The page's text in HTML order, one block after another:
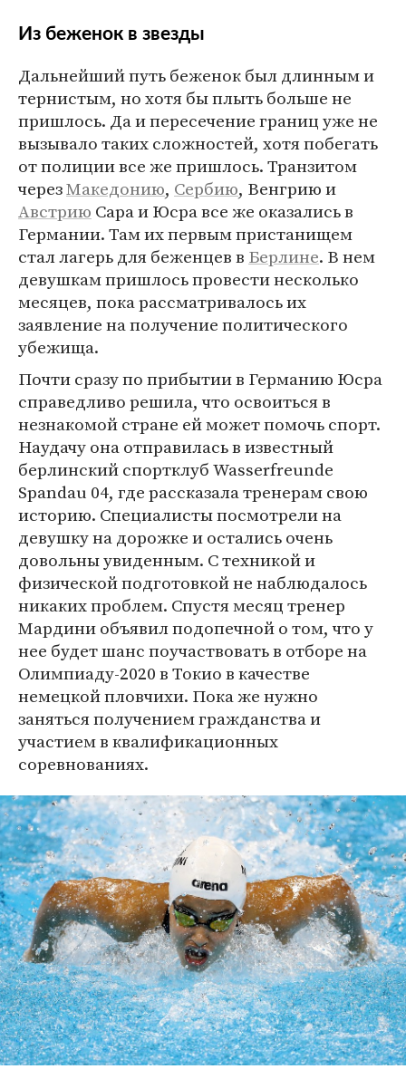
Из беженок в звезды
Дальнейший путь беженок был длинным и
тернистым, но хотя бы плыть больше не
пришлось. Да и пересечение границ уже не
вызывало таких сложностей, хотя побегать
от полиции все же пришлось. Транзитом
черезМакедонию, Сербию, Венгрию и
Австрию Сара и Юсра все же оказались в
Германии. Там их первым пристанищем
стал лагерь для беженцев в Берлине. В нем
девушкам пришлось провести несколько
месяцев, пока рассматривалось их
заявление на получение политического
убежища.
Почти сразу по прибытии в Германию Юсра
справедливо решила, что освоиться в
незнакомой стране ей может помочь спорт.
Наудачу она отправилась в известный
берлинский спортклуб Wasserfreunde
Spandau 04, где рассказала тренерам свою
историю. Специалисты посмотрели на
девушку на дорожке и остались очень
довольны увиденным. С техникой и
физической подготовкой не наблюдалось
никаких проблем. Спустя месяц тренер
Мардини объявил подопечной о том, что у
нее будет шанс поучаствовать в отборе на
Олимпиаду-2020 в Токио в качестве
немецкой пловчихи. Пока же нужно
заняться получением гражданства и
участием в квалификационных
соревнованиях.